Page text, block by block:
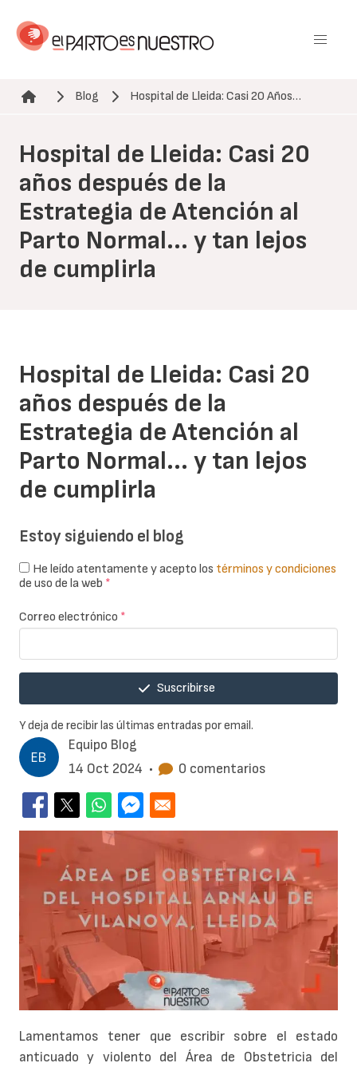
contenido
Ruta de navegación
Blog Hospital de Lleida: Casi 20 Años…
Hospital de Lleida: Casi 20
años después de la
Estrategia de Atención al
Parto Normal... y tan lejos
de cumplirla
Equipo Blog
14 Oct 2024 • 0 comentarios
Hospital de Lleida: Casi 20
años después de la
Estrategia de Atención al
Parto Normal... y tan lejos
de cumplirla
Lamentamos tener que escribir sobre el estado
anticuado y violento del Área de Obstetricia del
Estoy siguiendo el blog
He leído atentamente y acepto los términos y condiciones
de uso de la web *
Correo electrónico *
Suscribirse
Y deja de recibir las últimas entradas por email.